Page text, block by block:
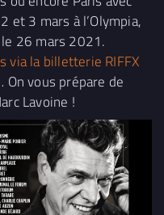
et 3 mars à l’Olympia,
26 mars 2021.
via la billetterie RIFFX
vous prépare de
Lavoine !